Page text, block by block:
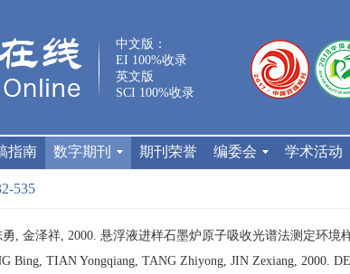
中文版：
EI 100%收录
英文版
SCI 100%收录
指南 数字期刊 期刊荣誉 编委会 学术活动
535
, 金泽祥, 2000. 悬浮液进样石墨炉原子吸收光谱法测定环境
Bing, TIAN Yongqiang, TANG Zhiyong, JIN Zexiang, 2000.